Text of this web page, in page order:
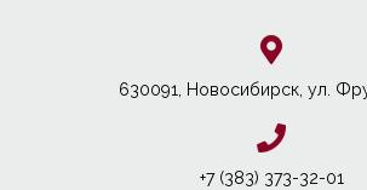
630091, Новосибирcк, ул.
+7 (383) 373-32-01